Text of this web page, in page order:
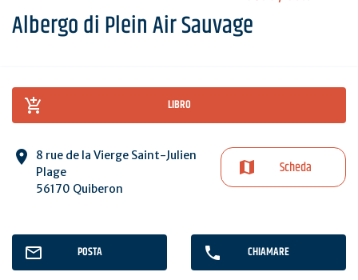
Albergo di Plein Air Sauvage
LIBRO
8 rue de la Vierge Saint-Julien
Plage
56170 Quiberon
Scheda
POSTA CHIAMARE